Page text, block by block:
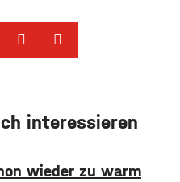
interessieren
wieder zu warm